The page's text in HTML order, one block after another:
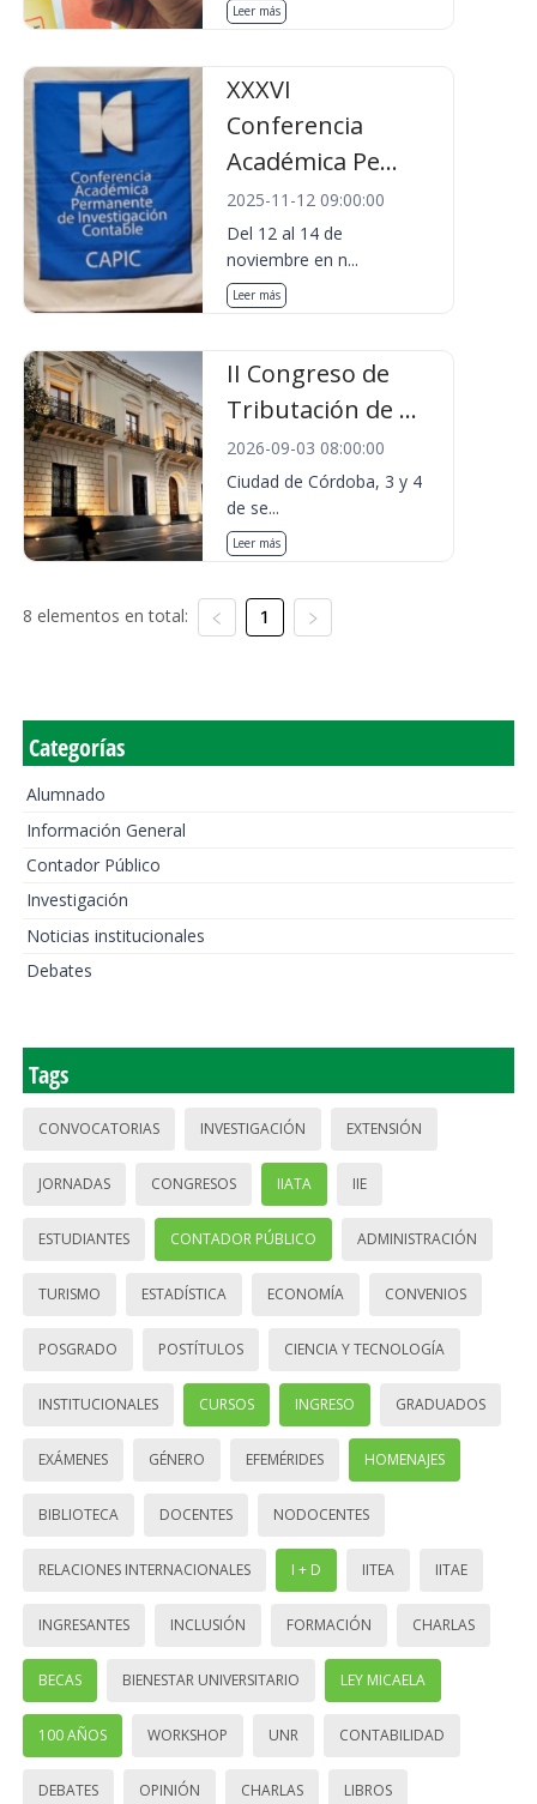
Leer más
XXXVI
Conferencia
Académica Pe...
2025-11-12 09:00:00
Del 12 al 14 de
noviembre en n...
Leer más
II Congreso de
Tributación de ...
2026-09-03 08:00:00
Ciudad de Córdoba, 3 y 4
de se...
Leer más
8 elementos en total: 1
Categorías
Alumnado
Información General
Contador Público
Investigación
Noticias institucionales
Debates
Tags
CONVOCATORIAS INVESTIGACIÓN EXTENSIÓN
JORNADAS CONGRESOS IIATA IIE
ESTUDIANTES CONTADOR PÚBLICO ADMINISTRACIÓN
TURISMO ESTADÍSTICA ECONOMÍA CONVENIOS
POSGRADO POSTÍTULOS CIENCIA Y TECNOLOGÍA
INSTITUCIONALES CURSOS INGRESO GRADUADOS
EXÁMENES GÉNERO EFEMÉRIDES HOMENAJES
BIBLIOTECA DOCENTES NODOCENTES
RELACIONES INTERNACIONALES I + D IITEA IITAE
INGRESANTES INCLUSIÓN FORMACIÓN CHARLAS
BECAS BIENESTAR UNIVERSITARIO LEY MICAELA
100 AÑOS WORKSHOP UNR CONTABILIDAD
DEBATES OPINIÓN CHARLAS LIBROS